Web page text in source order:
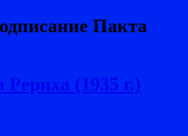
Пакта
(1935 г.)